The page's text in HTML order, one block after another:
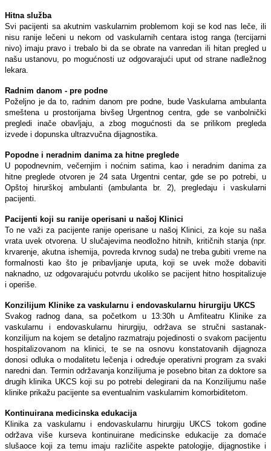
Hitna služba
Svi pacijenti sa akutnim vaskularnim problemom koji se kod nas leče, ili
nisu ranije lečeni u nekom od vaskularnih centara istog ranga (tercijarni
nivo) imaju pravo i trebalo bi da se obrate na vanredan ili hitan pregled u
našu ustanovu, po mogućnosti uz odgovarajući uput od strane nadležnog
lekara.
Radnim danom - pre podne
Poželjno je da to, radnim danom pre podne, bude Vaskularna ambulanta
smeštena u prostorijama bivšeg Urgentnog centra, gde se vanbolnički
pregledi inače obavljaju, a zbog mogućnosti da se prilikom pregleda
izvede i dopunska ultrazvučna dijagnostika.
Popodne i neradnim danima za hitne preglede
U popodnevnim, večernjim i noćnim satima, kao i neradnim danima za
hitne preglede otvoren je 24 sata Urgentni centar, gde se po potrebi, u
Opštoj hirurškoj ambulanti (ambulanta br. 2), pregledaju i vaskularni
pacijenti.
Pacijenti koji su ranije operisani u našoj Klinici
To ne važi za pacijente ranije operisane u našoj Klinici, za koje su naša
vrata uvek otvorena. U slučajevima neodložno hitnih, kritičnih stanja (npr.
krvarenje, akutna ishemija, povreda krvnog suda) ne treba gubiti vreme na
formalnosti kao što je pribavljanje uputa, koji se uvek može dobaviti
naknadno, uz odgovarajuću potvrdu ukoliko se pacijent hitno hospitalizuje
i operiše.
Konzilijum Klinike za vaskularnu i endovaskularnu hirurgiju UKCS
Svakog radnog dana, sa početkom u 13:30h u Amfiteatru Klinike za
vaskularnu i endovaskularnu hirurgiju, održava se stručni sastanak-
konzilijum na kojem se detaljno razmatraju pojedinosti o svakom pacijentu
hospitalizovanom na klinici, te se na osnovu konstatovanih dijagnoza
donosi odluka o modalitetu lečenja i određuje operativni program za svaki
naredni dan. Termin održavanja konzilijuma je posebno bitan za doktore sa
drugih klinika UKCS koji su po potrebi delegirani da na Konzilijumu naše
klinike prikažu pacijente sa eventualnim vaskularnim komorbiditetom.
Kontinuirana medicinska edukacija
Klinika za vaskularnu i endovaskularnu hirurgiju UKCS tokom godine
održava više kurseva kontinuirane medicinske edukacije za domaće
slušaoce koji za temu imaju različite aspekte patologije, dijagnostike i